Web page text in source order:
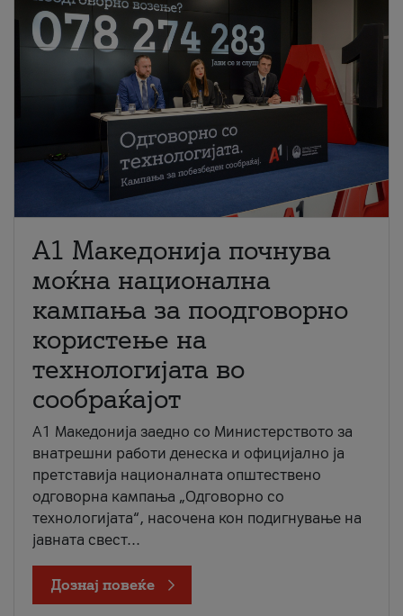
A1 Македонија почнува
моќна национална
кампања за поодговорно
користење на
технологијата во
сообраќајот
A1 Македонија заедно со Министерството за
внатрешни работи денеска и официјално ја
претставија националната општествено
одговорна кампања „Одговорно со
технологијата“, насочена кон подигнување на
јавната свест...
Дознај повеќе